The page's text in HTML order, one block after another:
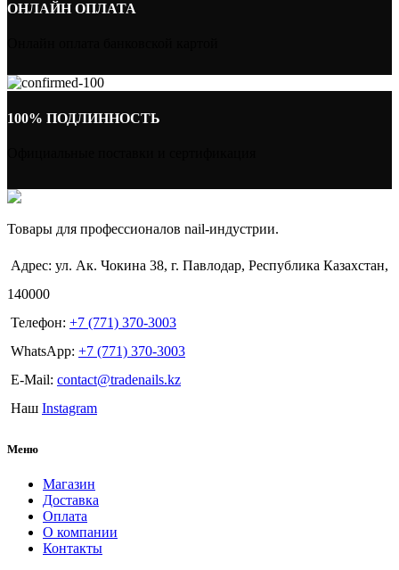
ОНЛАЙН ОПЛАТА
100% ПОДЛИННОСТЬ
Товары для профессионалов nail-индустрии.
Адрес: ул. Ак. Чокина 38, г. Павлодар, Республика Казахстан,
140000
Телефон: +7 (771) 370-3003
WhatsApp: +7 (771) 370-3003
E-Mail: contact@tradenails.kz
Наш Instagram
Меню
Магазин
Доставка
Оплата
О компании
Контакты